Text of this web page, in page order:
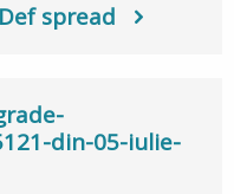
spread
din-05-iulie-